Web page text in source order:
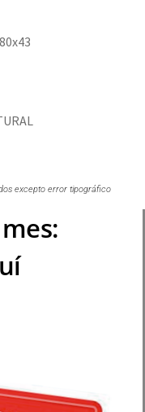
excepto error tipográfico